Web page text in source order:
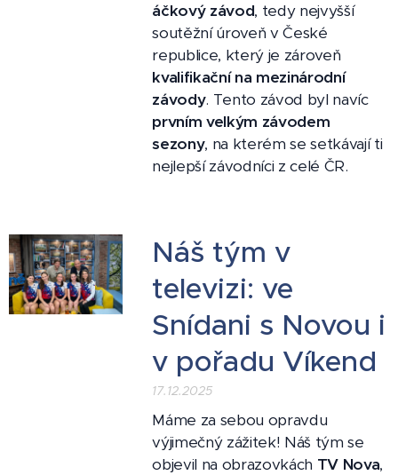
áčkový závod, tedy nejvyšší
soutěžní úroveň v České
republice, který je zároveň
kvalifikační na mezinárodní
závody. Tento závod byl navíc
prvním velkým závodem
sezony, na kterém se setkávají ti
nejlepší závodníci z celé ČR. 💙🔥
Náš tým v
televizi: ve
Snídani s Novou i
v pořadu Víkend
17.12.2025
Máme za sebou opravdu
výjimečný zážitek! Náš tým se
objevil na obrazovkách TV Nova,